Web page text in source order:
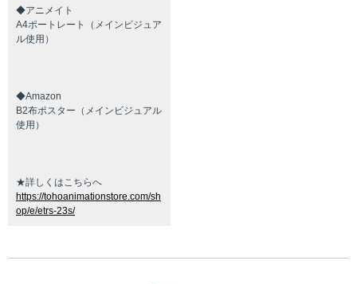
◆アニメイト
A4ポートレート（メインビジュア
ル使用）
◆Amazon
B2布ポスター（メインビジュアル
使用）
★詳しくはこちらへ
https://tohoanimationstore.com/sh
op/e/etrs-23s/